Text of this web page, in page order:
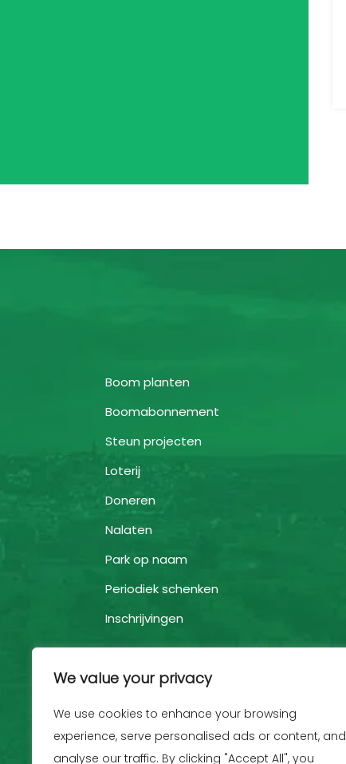
We value your privacy
We use cookies to enhance your browsing
experience, serve personalised ads or content, and
analyse our traffic. By clicking "Accept All", you
Boom planten
Boomabonnement
Steun projecten
Loterij
Doneren
Nalaten
Park op naam
Periodiek schenken
Inschrijvingen